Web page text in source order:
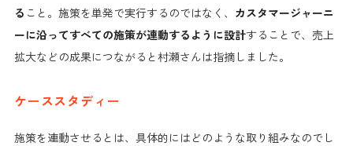
る こと。施策を単発で実行するのではなく、 カスタマージャーニ
ーに沿ってすべての施策が連動するように設計することで、売上
拡大などの成果につながると村瀬さんは指摘しました。
ケーススタディー
施策を連動させるとは、具体的にはどのような取り組みなのでし